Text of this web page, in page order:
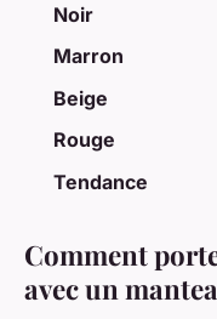
Noir
Marron
Beige
Rouge
Tendance
Comment
avec un